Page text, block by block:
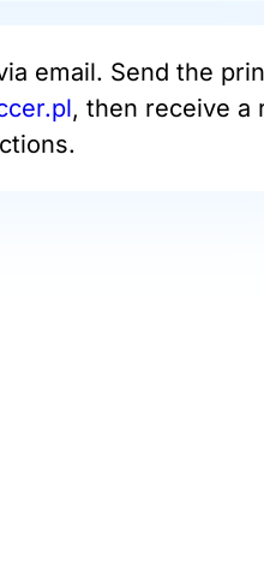
email. Send the
, then receive a